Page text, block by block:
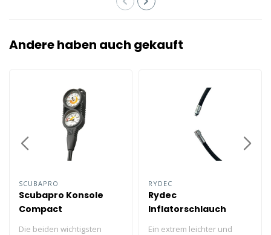
Andere haben auch gekauft
SCUBAPRO
Scubapro Konsole
Compact
Die beiden wichtigsten
RYDEC
Rydec
Inflatorschlauch
Ein extrem leichter und